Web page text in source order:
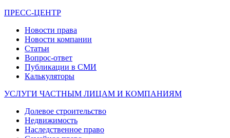
ПРЕСС-ЦЕНТР
Новости права
Новости компании
Статьи
Вопрос-ответ
Публикации в СМИ
Калькуляторы
УСЛУГИ ЧАСТНЫМ ЛИЦАМ И КОМПАНИЯМ
Долевое строительство
Недвижимость
Наследственное право